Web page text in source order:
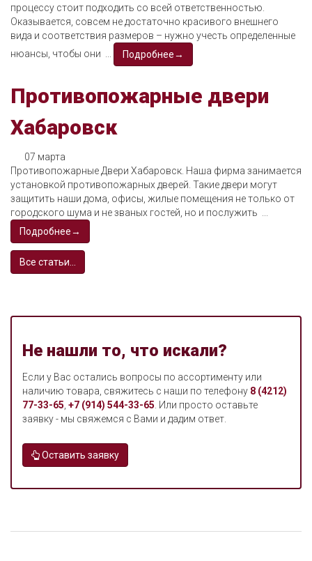
процессу стоит подходить со всей ответственностью.
Оказывается, совсем не достаточно красивого внешнего
вида и соответствия размеров – нужно учесть определенные
нюансы, чтобы они ...
Подробнее→
Противопожарные двери
Хабаровск
07 марта
Противопожарные Двери Хабаровск. Наша фирма занимается
установкой противопожарных дверей. Такие двери могут
защитить наши дома, офисы, жилые помещения не только от
городского шума и не званых гостей, но и послужить ...
Подробнее→
Все статьи...
Не нашли то, что искали?
Если у Вас остались вопросы по ассортименту или
наличию товара, свяжитесь с наши по телефону 8 (4212)
77-33-65 +7 (914) 544-33-65 . Или просто оставьте
заявку - мы свяжемся с Вами и дадим ответ.
Оставить заявку